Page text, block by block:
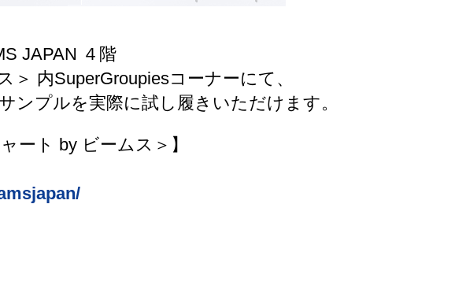
JAPAN ４階
内SuperGroupiesコーナーにて、
ンプルを実際に試し履きいただけます。
ート by ビームス＞】